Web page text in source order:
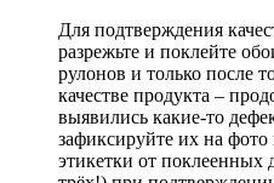
Для подтверждения
разрежьте и поклейте
рулонов и только после
качестве продукта –
выявились какие-то
зафиксируйте их на фото
этикетки от поклеенных